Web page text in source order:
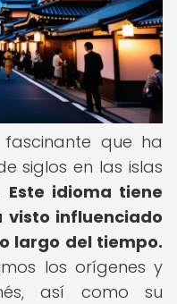
que ha
siglos en las islas
Este idioma tiene
visto influenciado
largo del tiempo.
los orígenes y
así como su